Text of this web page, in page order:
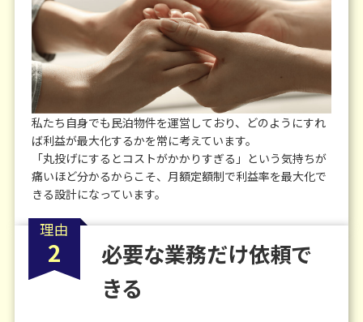
私たち自身でも民泊物件を運営しており、どのようにすれ
ば利益が最大化するかを常に考えています。
「丸投げにするとコストがかかりすぎる」という気持ちが
痛いほど分かるからこそ、 月額定額制で利益率を最大化で
きる設計になっています。
必要な業務だけ依頼で
きる
理由
2